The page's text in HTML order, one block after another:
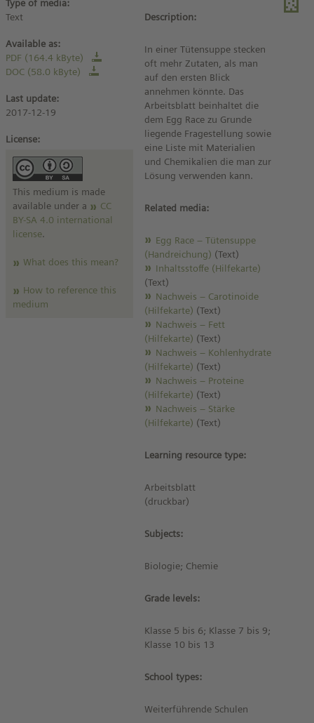
Type of media:
Text
Available as:
PDF (164.4 kByte)
DOC (58.0 kByte)
Last update:
2017-12-19
License:
This medium is made
available under a
CC
BY-SA 4.0 international
license.
What does this mean?
How to reference this
medium
Description:
In einer Tütensuppe stecken
oft mehr Zutaten, als man
auf den ersten Blick
annehmen könnte. Das
Arbeitsblatt beinhaltet die
dem Egg Race zu Grunde
liegende Fragestellung sowie
eine Liste mit Materialien
und Chemikalien die man zur
Lösung verwenden kann.
Related media:
Egg Race – Tütensuppe
(Handreichung) (Text)
Inhaltsstoffe (Hilfekarte)
(Text)
Nachweis – Carotinoide
(Hilfekarte) (Text)
Nachweis – Fett
(Hilfekarte) (Text)
Nachweis – Kohlenhydrate
(Hilfekarte) (Text)
Nachweis – Proteine
(Hilfekarte) (Text)
Nachweis – Stärke
(Hilfekarte) (Text)
Learning resource type:
Arbeitsblatt
(druckbar)
Subjects:
Biologie; Chemie
Grade levels:
Klasse 5 bis 6; Klasse 7 bis 9;
Klasse 10 bis 13
School types:
Weiterführende Schulen